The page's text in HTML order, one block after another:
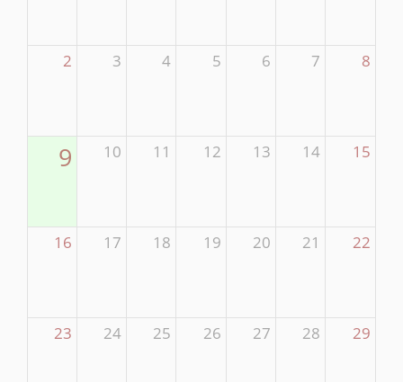
2 3 4 5 6 7 8
9 10 11 12 13 14 15
16 17 18 19 20 21 22
23 24 25 26 27 28 29